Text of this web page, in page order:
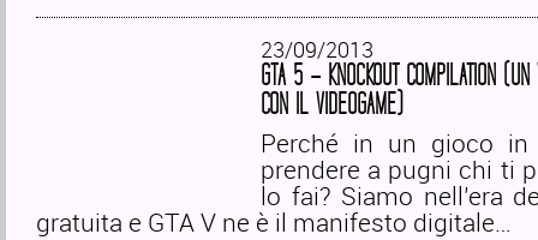
23/09/2013
GTA 5 – KNOCKOUT COMPILATION (UN
CON IL VIDEOGAME)
Perché in un gioco
prendere a pugni chi ti
lo fai? Siamo nell’era
gratuita e GTA V ne è il manifesto digitale…